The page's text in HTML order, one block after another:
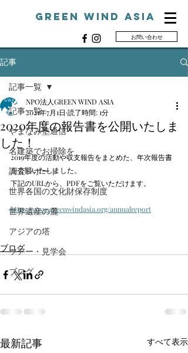
G
Green Wind ASIA
お問い合わせ
記事
記事一覧
やまなみ塾通信
名建築でお掃除を
調査レポート
世界各国の文化財保存制度
世界遺産の麓
アジアの塔
ツアー・見学会
ブログ
記事一覧
2020年度の報告書を公開いたしま
した！
NPO法人GREEN WIND ASIA
2021年7月1日 読了時間: 1分
2019年度の活動や収支報告をまとめた、年次報告書
を公開いたしました。
下記のURLから、PDFをご覧いただけます。
https://www.greenwindasia.org/annualreport
ブログ
最新記事 すべて表示